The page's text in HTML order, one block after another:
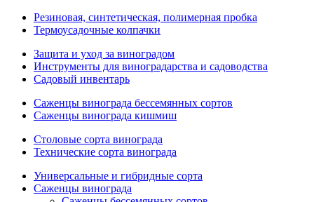
Резиновая, синтетическая, полимерная пробка
Термоусадочные колпачки
Защита и уход за виноградом
Инструменты для виноградарства и садоводства
Садовый инвентарь
Саженцы винограда бессемянных сортов
Саженцы винограда кишмиш
Столовые сорта винограда
Технические сорта винограда
Универсальные и гибридные сорта
Саженцы винограда